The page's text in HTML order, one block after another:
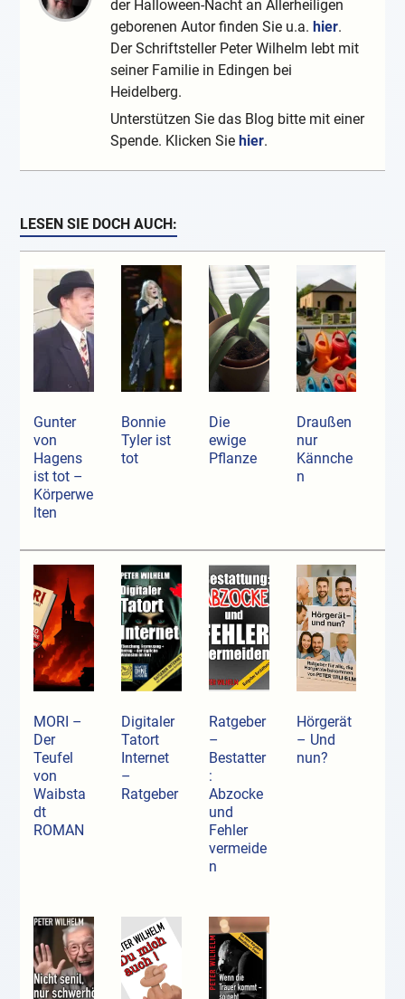
der Halloween-Nacht an Allerheiligen
geborenen Autor finden Sie u.a. hier.
Der Schriftsteller Peter Wilhelm lebt mit
seiner Familie in Edingen bei
Heidelberg.
Unterstützen Sie das Blog bitte mit einer
Spende. Klicken Sie hier.
LESEN SIE DOCH AUCH:
Gunter
von
Hagens
ist tot –
Körperwe
lten
Bonnie
Tyler ist
tot
Die
ewige
Pflanze
Draußen
nur
Kännche
n
MORI –
Der
Teufel
von
Waibsta
dt
ROMAN
Digitaler
Tatort
Internet
–
Ratgeber
Ratgeber
–
Bestatter
:
Abzocke
und
Fehler
vermeide
n
Hörgerät
– Und
nun?